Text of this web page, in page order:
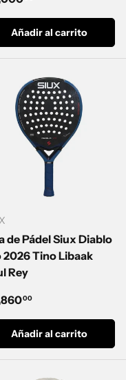
Añadir al carrito
de Pádel Siux Diablo
2026 Tino Libaak
Rey
normal
00
Añadir al carrito